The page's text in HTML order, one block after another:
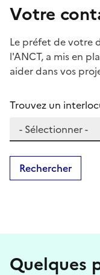
Votre
Le préfet de votre
l'ANCT, a mis en
aider dans vos
Trouvez un
Rechercher
Quelques